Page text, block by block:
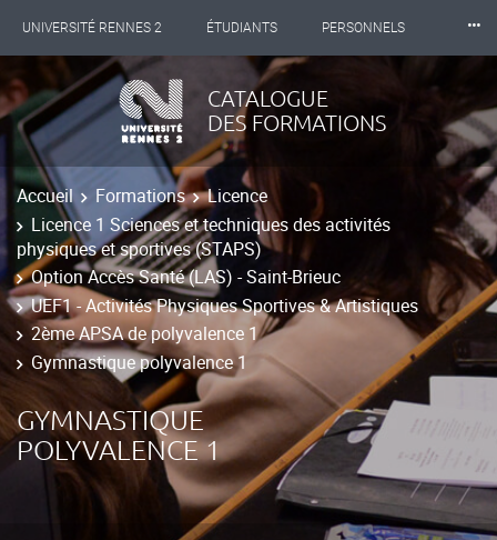
UNIVERSITÉ RENNES 2 ÉTUDIANTS PERSONNELS
INTERNATIONAL PROFESSIONNELS
LES NOUVELLES DE RENNES 2
⸱⸱⸱
CATALOGUE
DES FORMATIONS
Accueil Formations
Licence
Licence 1 Sciences et techniques des activités
physiques et sportives (STAPS)
Option Accès Santé (LAS) - Saint-Brieuc
UEF1 - Activités Physiques Sportives & Artistiques
2ème APSA de polyvalence 1
Gymnastique polyvalence 1
GYMNASTIQUE
POLYVALENCE 1